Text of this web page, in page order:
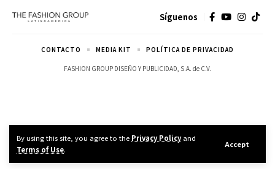
By using this site, you agree to the Privacy Policyand
Terms of Use.
Accept
Síguenos
FASHION GROUP DISEÑO Y PUBLICIDAD, S.A. de C.V.
CONTACTO MEDIA KIT POLÍTICA DE PRIVACIDAD